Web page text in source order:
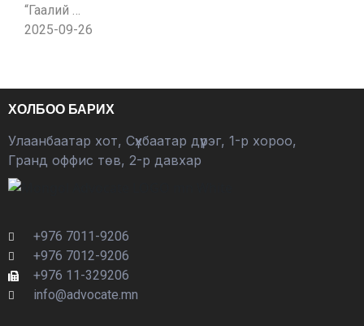
“Гаалий …
2025-09-26
ХОЛБОО БАРИХ
Улаанбаатар хот, Сүхбаатар дүүрэг, 1-р хороо,
Гранд оффис төв, 2-р давхар
+976 7011-9206
+976 7012-9206
+976 11-329206
info@advocate.mn